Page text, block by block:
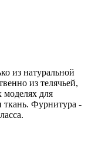
из натуральной
из телячьей,
моделях для
ткань. Фурнитура -